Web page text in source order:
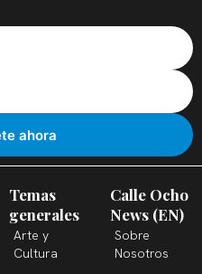
Temas
generales
Arte y
Cultura
Calle Ocho
News (EN)
Sobre
Nosotros